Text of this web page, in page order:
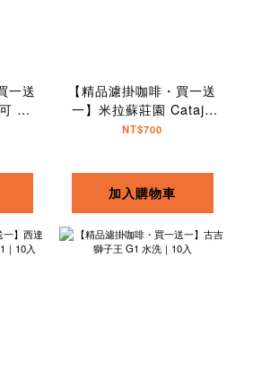
一送
G1
【精品濾掛咖啡・買一送
一】米拉蘇莊園 Catajo
藝伎拼配｜10入
NT$700
加入購物車